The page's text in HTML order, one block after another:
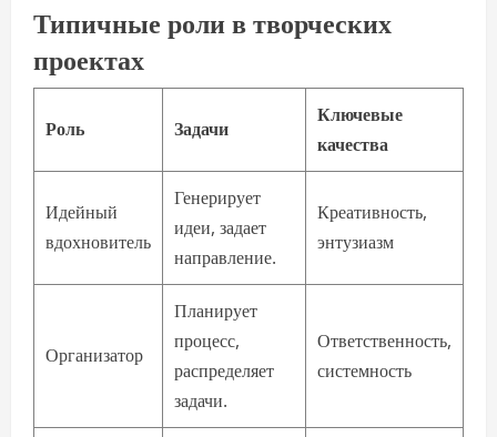
Типичные роли в творческих
проектах
Роль Задачи
Ключевые
качества
Идейный
вдохновитель
Генерирует
идеи, задает
направление.
Креативность,
энтузиазм
Организатор
Планирует
процесс,
распределяет
задачи.
Ответственность,
системность